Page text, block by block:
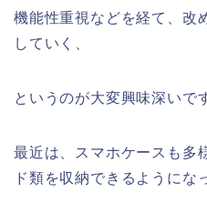
機能性重視などを経て、改
していく、
というのが大変興味深いで
最近は、スマホケースも多
ド類を収納できるようにな